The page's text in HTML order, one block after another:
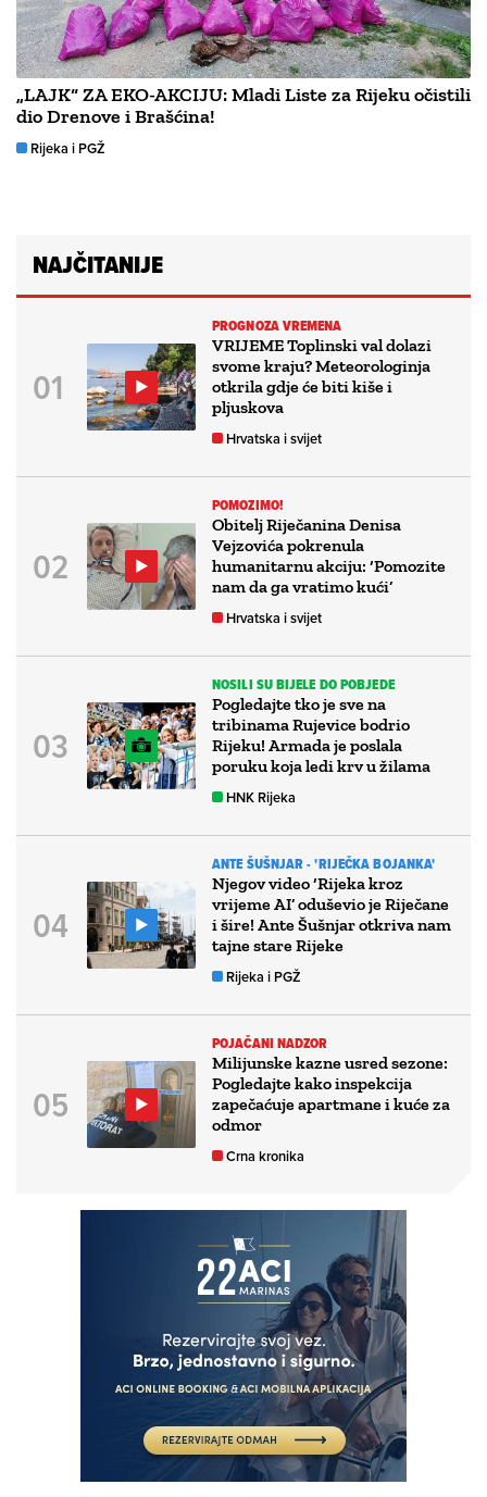
„LAJK“ ZA EKO-AKCIJU: Mladi Liste za Rijeku očistili
dio Drenove i Brašćina!
Rijeka i PGŽ
NAJČITANIJE
PROGNOZA VREMENA
VRIJEME Toplinski val dolazi
svome kraju? Meteorologinja
otkrila gdje će biti kiše i
pljuskova
Hrvatska i svijet
POMOZIMO!
Obitelj Riječanina Denisa
Vejzovića pokrenula
humanitarnu akciju: ‘Pomozite
nam da ga vratimo kući’
Hrvatska i svijet
NOSILI SU BIJELE DO POBJEDE
Pogledajte tko je sve na
tribinama Rujevice bodrio
Rijeku! Armada je poslala
poruku koja ledi krv u žilama
HNK Rijeka
ANTE ŠUŠNJAR - 'RIJEČKA BOJANKA'
Njegov video ‘Rijeka kroz
vrijeme AI’ oduševio je Riječane
i šire! Ante Šušnjar otkriva nam
tajne stare Rijeke
Rijeka i PGŽ
POJAČANI NADZOR
Milijunske kazne usred sezone:
Pogledajte kako inspekcija
zapečaćuje apartmane i kuće za
odmor
Crna kronika